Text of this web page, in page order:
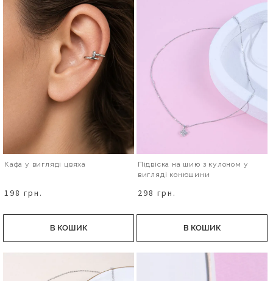
Кафа у вигляді цвяха
198 грн.
В КОШИК
Підвіска на шию з кулоном у
вигляді конюшини
298 грн.
В КОШИК